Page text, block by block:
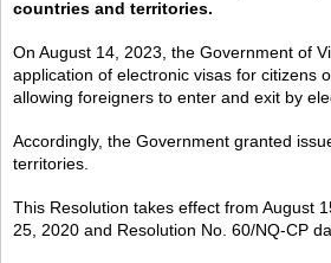
countries and territories.
On August 14, 2023, the Government of
application of electronic visas for citizens
allowing foreigners to enter and exit by
Accordingly, the Government granted
territories.
This Resolution takes effect from August
25, 2020 and Resolution No. 60/NQ-CP